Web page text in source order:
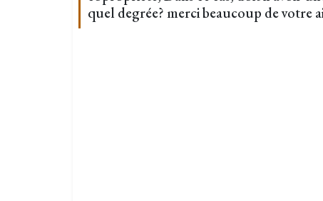
quel degrée? merci beaucoup de votre